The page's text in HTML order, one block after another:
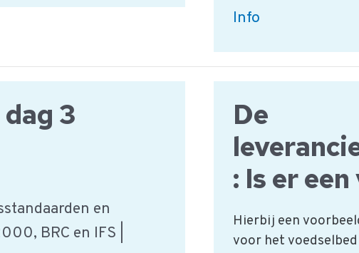
Opleidingsdag
FSSC22000,
IFS
Download
Info
3
en
BRC en IFS |
De
: Is er
Hierbij een
voor het